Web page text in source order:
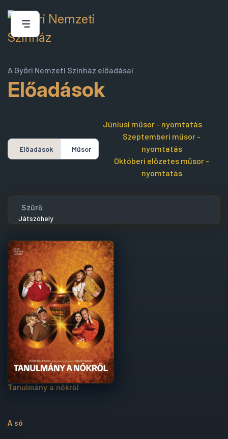
A Győri Nemzeti Színház előadásai
Előadások
Előadások Műsor
Júniusi műsor - nyomtatás
Szeptemberi műsor -
nyomtatás
Októberi előzetes műsor -
nyomtatás
Szűrő
Játszóhely
Műfaj
Rendezés
Tanulmány a nőkről
A só